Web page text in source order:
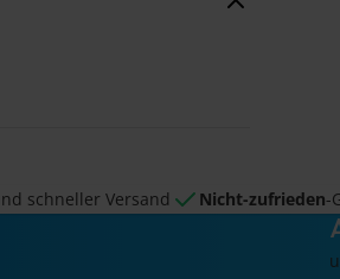
schneller Versand Nicht-zufrieden-